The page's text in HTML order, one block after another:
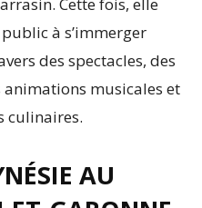
Cette fois, elle
à s’immerger
des spectacles, des
animations musicales et
culinaires.
AU